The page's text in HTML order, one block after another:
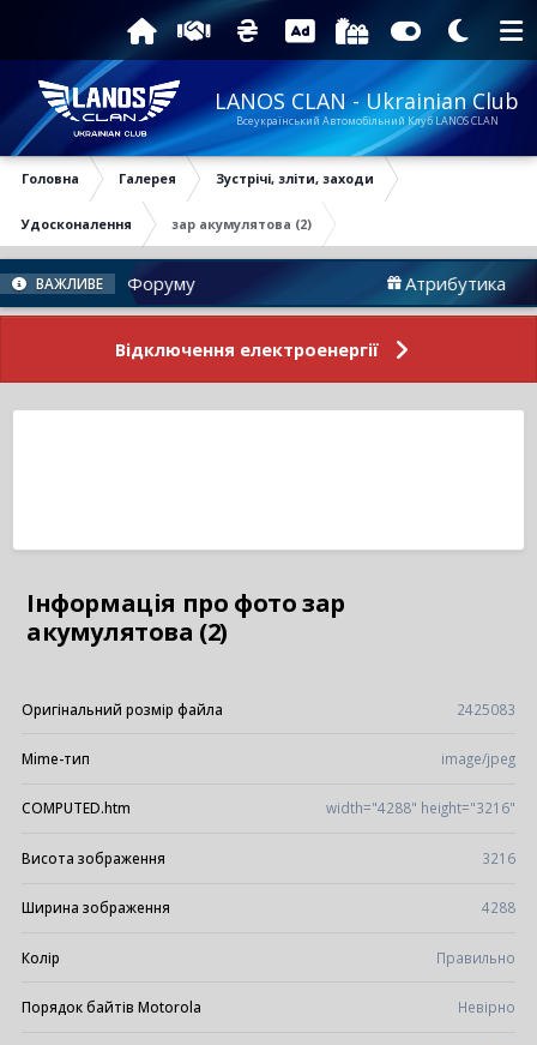
LANOS CLAN - Ukrainian Club
Всеукраїнський Автомобільний Клуб LANOS CLAN
Головна Галерея Зустрічі, зліти, заходи
Удосконалення зар акумулятова (2)
ВАЖЛИВЕ
Новини Форуму Атрибутика
Відключення електроенергії
Інформація про фото зар
акумулятова (2)
Оригінальний розмір файла 2425083
Mime-тип image/jpeg
COMPUTED.htm width="4288" height="3216"
Висота зображення 3216
Ширина зображення 4288
Колір Правильно
Порядок байтів Motorola Невірно